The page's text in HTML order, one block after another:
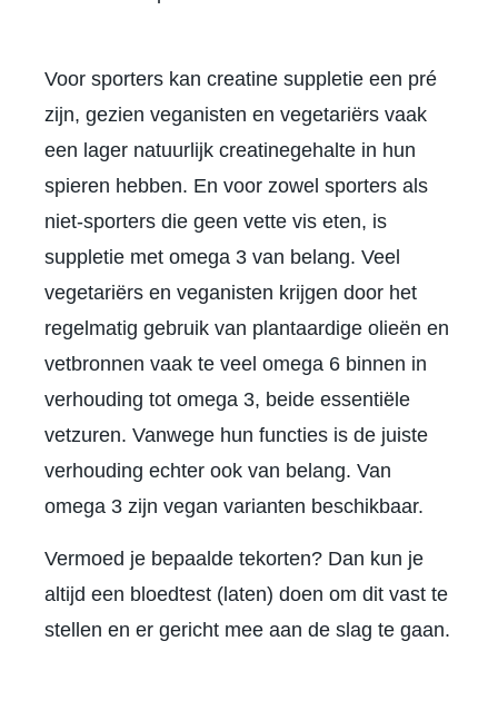
Voor sporters kan creatine suppletie een pré
zijn, gezien veganisten en vegetariërs vaak
een lager natuurlijk creatinegehalte in hun
spieren hebben. En voor zowel sporters als
niet-sporters die geen vette vis eten, is
suppletie met omega 3 van belang. Veel
vegetariërs en veganisten krijgen door het
regelmatig gebruik van plantaardige olieën en
vetbronnen vaak te veel omega 6 binnen in
verhouding tot omega 3, beide essentiële
vetzuren. Vanwege hun functies is de juiste
verhouding echter ook van belang. Van
omega 3 zijn vegan varianten beschikbaar.
Vermoed je bepaalde tekorten? Dan kun je
altijd een bloedtest (laten) doen om dit vast te
stellen en er gericht mee aan de slag te gaan.